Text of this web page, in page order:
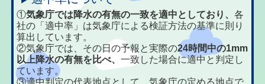
①気象庁では降水の有無の一致を適中としており、各
社の「適中率」は気象庁による検証方法の基準に則り
算出しています。
②気象庁では、その日の予報と実際の24時間中の1mm
以上降水の有無を比べ、一致した場合に適中と判定し
ています。